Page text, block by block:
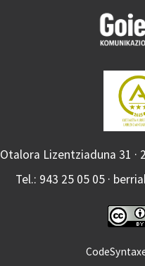
Otalora Lizentziaduna 31 ·
Tel.: 943 25 05 05 ·